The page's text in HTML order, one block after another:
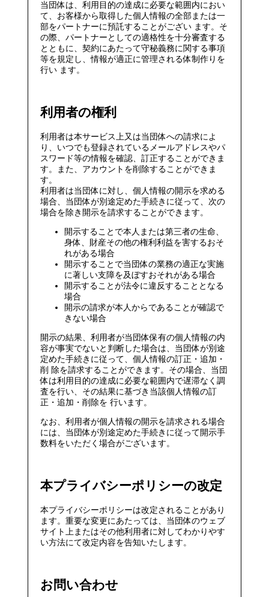
当団体は、利用目的の達成に必要な範囲内におい
て、お客様から取得した個人情報の全部または一
部をパートナーに預託することがござい ます。そ
の際、パートナーとしての適格性を十分審査する
とともに、契約にあたって守秘義務に関する事項
等を規定し、情報が適正に管理される体制作りを
行い ます。
利用者の権利
利用者は本サービス上又は当団体への請求によ
り、いつでも登録されているメールアドレスやパ
スワード等の情報を確認、訂正することができま
す。また、アカウントを削除することができま
す。
利用者は当団体に対し、個人情報の開示を求める
場合、当団体が別途定めた手続きに従って、次の
場合を除き開示を請求することができます。
開示することで本人または第三者の生命、
身体、財産その他の権利利益を害するおそ
れがある場合
開示することで当団体の業務の適正な実施
に著しい支障を及ぼすおそれがある場合
開示することが法令に違反することとなる
場合
開示の請求が本人からであることが確認で
きない場合
開示の結果、利用者が当団体保有の個人情報の内
容が事実でないと判断した場合は、当団体が別途
定めた手続きに従って、個人情報の訂正・追加・
削 除を請求することができます。その場合、当団
体は利用目的の達成に必要な範囲内で遅滞なく調
査を行い、その結果に基づき当該個人情報の訂
正・追加・削除を 行います。
なお、利用者が個人情報の開示を請求される場合
には、当団体が別途定めた手続きに従って開示手
数料をいただく場合がございます。
本プライバシーポリシーの改定
本プライバシーポリシーは改定されることがあり
ます。重要な変更にあたっては、当団体のウェブ
サイト上またはその他利用者に対してわかりやす
い方法にて改定内容を告知いたします。
お問い合わせ